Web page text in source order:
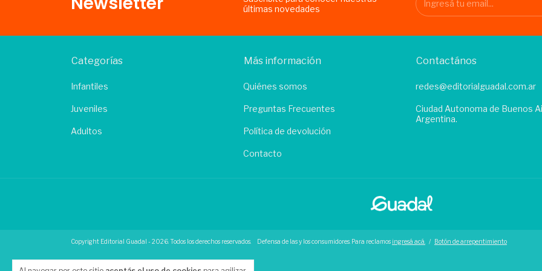
últimas novedades
Categorías
Infantiles
Juveniles
Adultos
Más información
Quiénes somos
Preguntas Frecuentes
Política de devolución
Contacto
Contactános
redes@editorialguadal.com.ar
Ciudad Autonoma de Buenos
Argentina.
Copyright Editorial Guadal - 2026. Todos los derechos reservados. Defensa de las y los consumidores. Para reclamos ingresá acá. / Botón de arrepentimiento